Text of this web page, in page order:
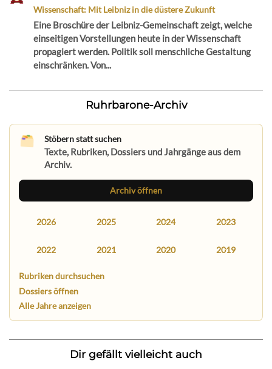
Wissenschaft: Mit Leibniz in die düstere Zukunft
Eine Broschüre der Leibniz-Gemeinschaft zeigt, welche
einseitigen Vorstellungen heute in der Wissenschaft
propagiert werden. Politik soll menschliche Gestaltung
einschränken. Von...
Ruhrbarone-Archiv
Stöbern statt suchen
Texte, Rubriken, Dossiers und Jahrgänge aus dem
Archiv.
Archiv öffnen
2026 2025 2024 2023
2022 2021 2020 2019
Rubriken durchsuchen
Dossiers öffnen
Alle Jahre anzeigen
Dir gefällt vielleicht auch